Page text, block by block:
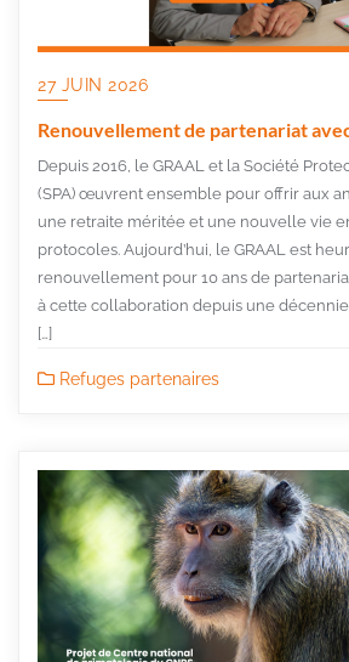
27 JUIN 2026
Renouvellement de partenariat
Depuis 2016, le GRAAL et la Société
(SPA) œuvrent ensemble pour offrir aux
une retraite méritée et une nouvelle vie
protocoles. Aujourd’hui, le GRAAL est
renouvellement pour 10 ans de
à cette collaboration depuis une
[…]
Refuges partenaires